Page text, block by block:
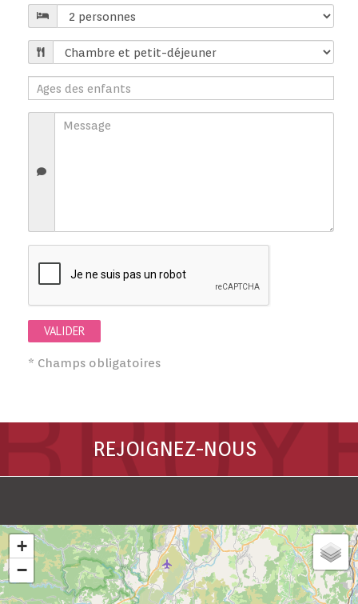
* Champs obligatoires
REJOIGNEZ-NOUS
+
−